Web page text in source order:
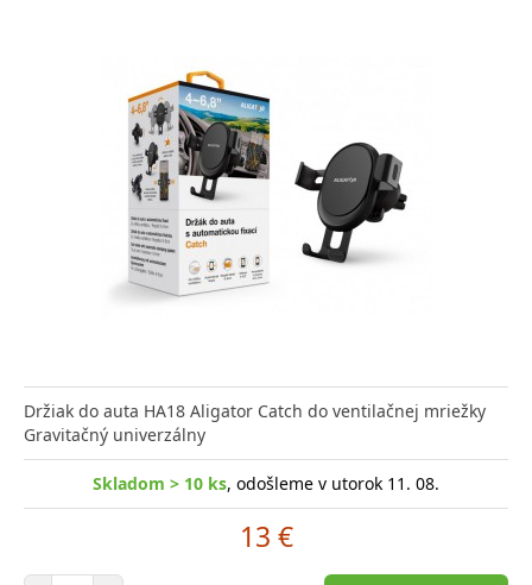
Držiak do auta HA18 Aligator Catch do ventilačnej mriežky
Gravitačný univerzálny
Skladom > 10 ks, odošleme v utorok 11. 08.
13 €